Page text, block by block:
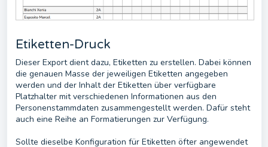
Etiketten-Druck
Dieser Export dient dazu, Etiketten zu erstellen. Dabei können
die genauen Masse der jeweiligen Etiketten angegeben
werden und der Inhalt der Etiketten über verfügbare
Platzhalter mit verschiedenen Informationen aus den
Personenstammdaten zusammengestellt werden. Dafür steht
auch eine Reihe an Formatierungen zur Verfügung.
Sollte dieselbe Konfiguration für Etiketten öfter angewendet